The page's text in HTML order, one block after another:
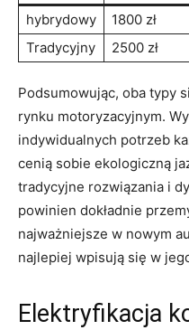
hybrydowy
1800 zł
Tradycyjny
2500 zł
Podsumowując, oba typy
rynku motoryzacyjnym.
indywidualnych potrzeb
cenią sobie ekologiczną
tradycyjne rozwiązania i
powinien dokładnie
najważniejsze w nowym
najlepiej wpisują się w
Elektryfikacja